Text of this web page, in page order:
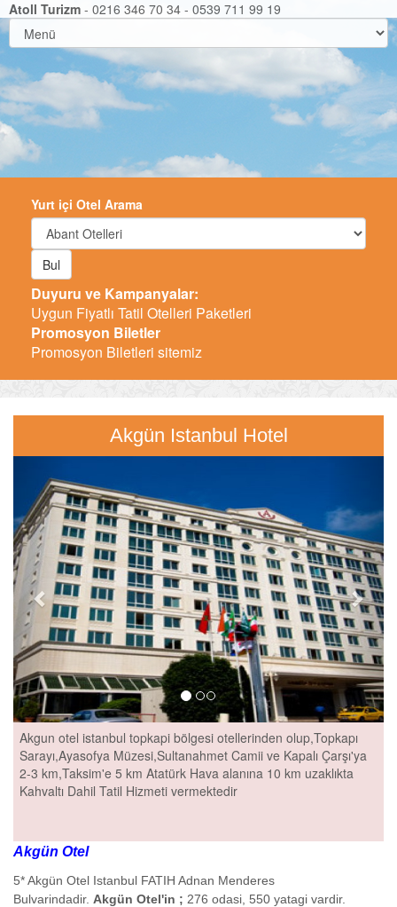
Atoll Turizm - 0216 346 70 34 - 0539 711 99 19
Yurt içi Otel Arama
Bul
Duyuru ve Kampanyalar:
-
Promosyon Biletler
Promosyon Biletleri sitemiz
Akgün Istanbul Hotel
Akgun otel istanbul topkapi bölgesi otellerinden olup,Topkapı
Sarayı,Ayasofya Müzesi,Sultanahmet Camii ve Kapalı Çarşı'ya
2-3 km,Taksim'e 5 km Atatürk Hava alanına 10 km uzaklıkta
Kahvaltı Dahil Tatil Hizmeti vermektedir
Akgün Otel
5* Akgün Otel Istanbul FATIH Adnan Menderes
Bulvarindadir. Akgün Otel'in ; 276 odasi, 550 yatagi vardir.